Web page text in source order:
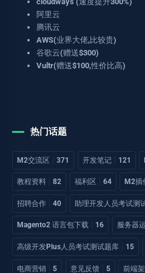
阿里云
腾讯云
AWS(业界大佬,比较贵)
谷歌云(赠送$300)
Vultr(赠送$100,性价比高)
热门话题
M2交流区 371 开发笔记 121
教程资料 82 福利区 64 M2插
招聘合作 40 助理开发人员考试测
Magento2 语言包下载 16 服务器
高级开发Plus人员考试测试题库 15
电商营销 5 意见反馈 5 前端